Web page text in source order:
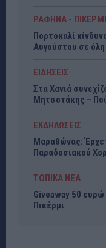
ΡΑΦΗΝΑ - ΠΙΚΕΡΜΙ
Πορτοκαλί
Αυγούστου σε όλη
ΕΙΔΗΣΕΙΣ
Στα Χανιά
Μητσοτάκης –
ΕΚΔΗΛΩΣΕΙΣ
Μαραθώνας:
Παραδοσιακού
ΤΟΠΙΚΑ ΝΕΑ
Giveaway 50
Πικέρμι